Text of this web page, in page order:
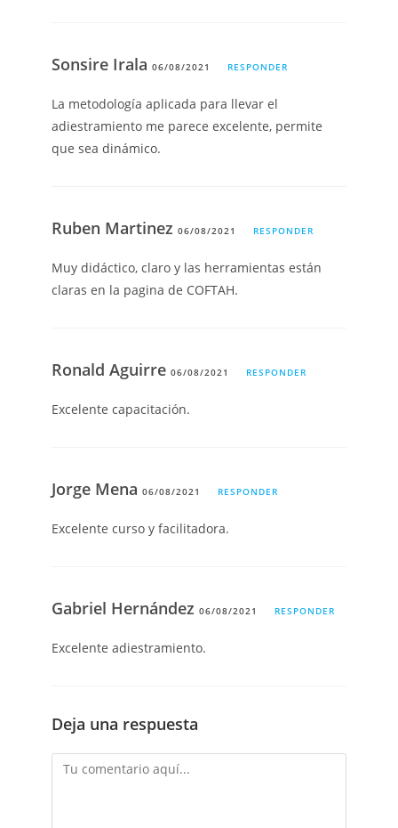
Sonsire Irala06/08/2021 RESPONDER
La metodología aplicada para llevar el
adiestramiento me parece excelente, permite
que sea dinámico.
Ruben Martinez06/08/2021 RESPONDER
Muy didáctico, claro y las herramientas están
claras en la pagina de COFTAH.
Ronald Aguirre06/08/2021 RESPONDER
Excelente capacitación.
Jorge Mena06/08/2021 RESPONDER
Excelente curso y facilitadora.
Gabriel Hernández06/08/2021 RESPONDER
Excelente adiestramiento.
Deja una respuesta